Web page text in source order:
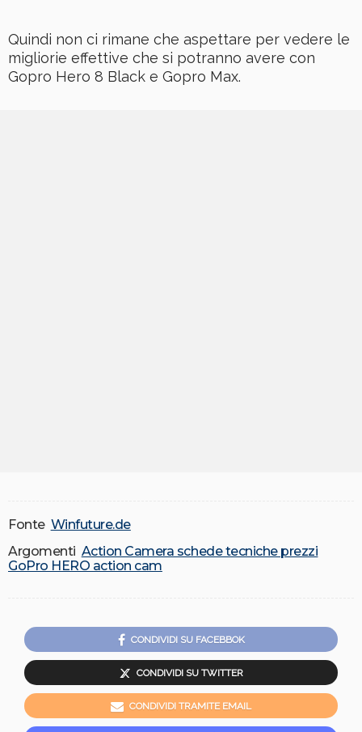
Quindi non ci rimane che aspettare per vedere le
migliorie effettive che si potranno avere con
Gopro Hero 8 Black e Gopro Max.
Fonte Winfuture.de
Argomenti Action Camera schede tecniche prezzi
GoPro HERO action cam
CONDIVIDI SU FACEBBOK
CONDIVIDI SU TWITTER
CONDIVIDI TRAMITE EMAIL